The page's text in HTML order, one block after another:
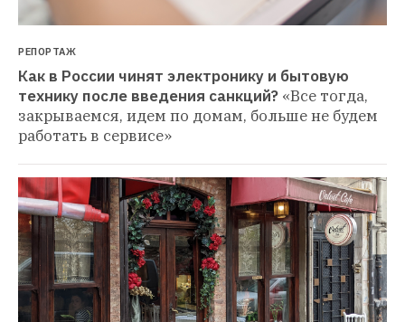
РЕПОРТАЖ
Как в России чинят электронику и бытовую
технику после введения санкций? «Все тогда,
закрываемся, идем по домам, больше не будем
работать в сервисе»